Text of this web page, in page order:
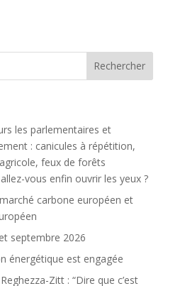
les parlementaires et
: canicules à répétition,
feux de forêts
vous enfin ouvrir les yeux ?
carbone européen et
septembre 2026
énergétique est engagée
Zitt : “Dire que c’est